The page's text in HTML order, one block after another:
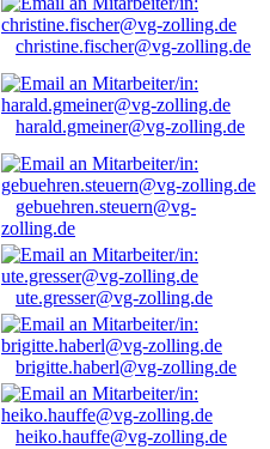
christine.fischer@vg-zolling.de
harald.gmeiner@vg-zolling.de
gebuehren.steuern@vg-
zolling.de
ute.gresser@vg-zolling.de
brigitte.haberl@vg-zolling.de
heiko.hauffe@vg-zolling.de